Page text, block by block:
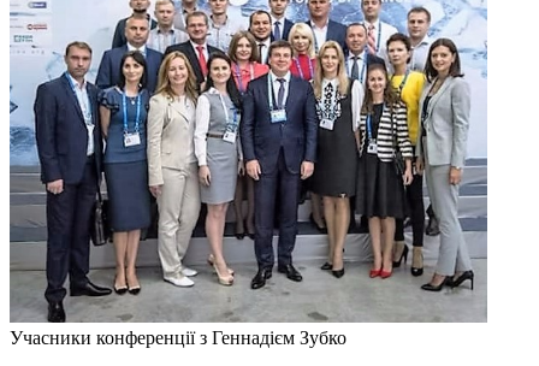
Учасники конференції з Геннадієм Зубко